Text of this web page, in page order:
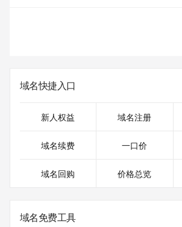
域名快捷入口
新人权益 域名注册
域名续费 一口价
域名回购 价格总览
域名免费工具